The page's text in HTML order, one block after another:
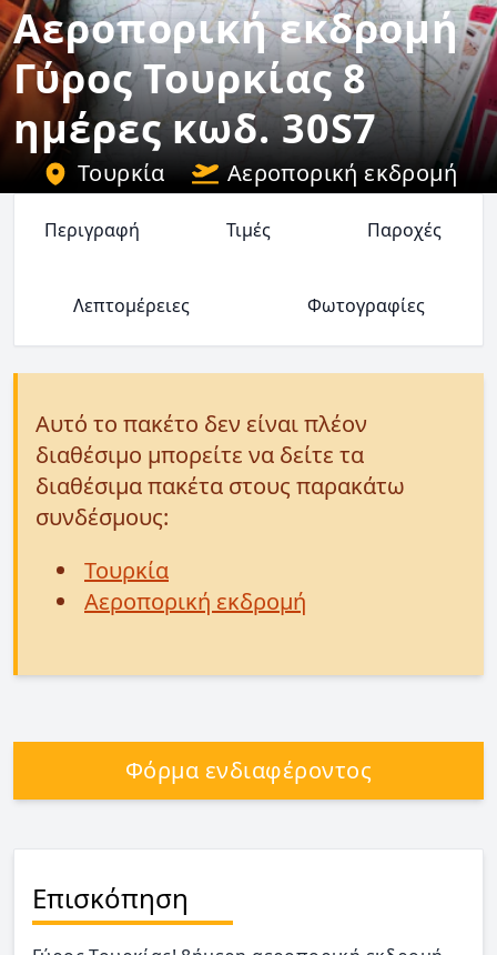
Αεροπορική εκδρομή
Γύρος Τουρκίας 8
ημέρες κωδ. 30S7
Τουρκία Αεροπορική εκδρομή
Περιγραφή Τιμές Παροχές
Λεπτομέρειες Φωτογραφίες
Αυτό το πακέτο δεν είναι πλέον
διαθέσιμο μπορείτε να δείτε τα
διαθέσιμα πακέτα στους παρακάτω
συνδέσμους:
Τουρκία
Αεροπορική εκδρομή
Φόρμα ενδιαφέροντος
Επισκόπηση